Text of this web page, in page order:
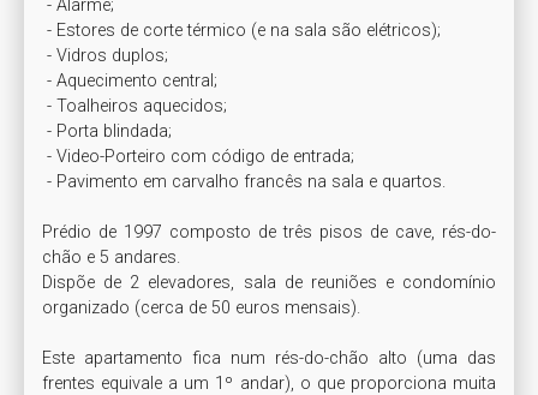
Prédio de 1997 composto de três pisos de cave, rés-do-
chão e 5 andares.
Dispõe de 2 elevadores, sala de reuniões e condomínio
organizado (cerca de 50 euros mensais).
Este apartamento fica num rés-do-chão alto (uma das
frentes equivale a um 1º andar), o que proporciona muita